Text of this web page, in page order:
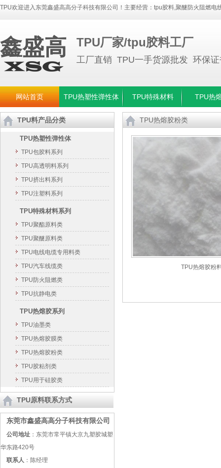
TPU欢迎进入东莞鑫盛高高分子科技有限公司！主要经营： tpu胶料,聚醚防火阻燃电
鑫盛高 TPU厂家/tpu胶料工厂
工厂直销 TPU一手货源批发 环保证
网站首页 TPU热塑性弹性体 TPU特殊材料 TPU热
TPU料产品分类
TPU热塑性弹性体
TPU包胶料系列
TPU高透明料系列
TPU挤出料系列
TPU注塑料系列
TPU特殊材料系列
TPU聚酯原料类
TPU聚醚原料类
TPU电线电缆专用料类
TPU汽车线缆类
TPU防火阻燃类
TPU抗静电类
TPU热熔胶系列
TPU油墨类
TPU热熔胶膜类
TPU热熔胶粉类
TPU胶粘剂类
TPU用于硅胶类
TPU原料联系方式
东莞市鑫盛高高分子科技有限公司
公司地址 ：东莞市常平镇大京九塑胶城塑
华东路420号
联系人 ：陈经理
TPU热熔胶粉类
TPU热熔胶粉